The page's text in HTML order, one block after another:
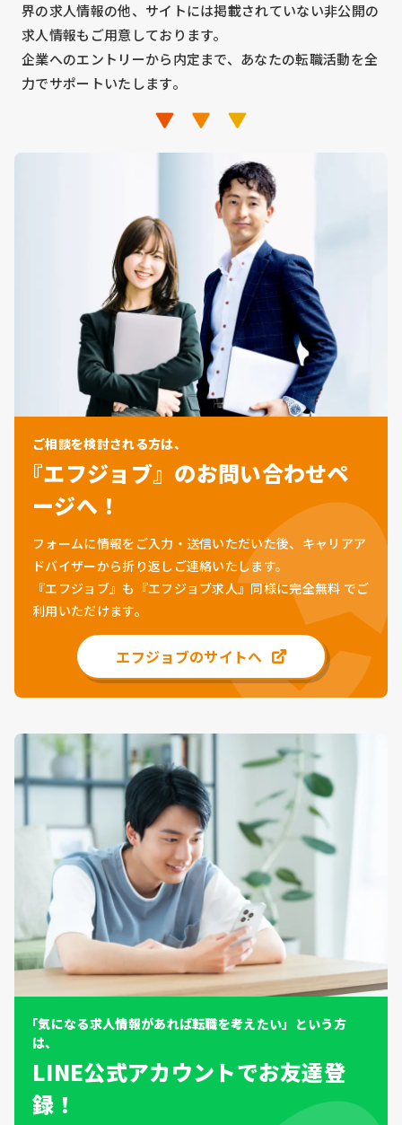
界の求人情報の他、サイトには掲載されていない非公開の
求人情報もご用意しております。
企業へのエントリーから内定まで、あなたの転職活動を全
力でサポートいたします。
ご相談を検討される方は、
『エフジョブ』のお問い合わせペ
ージへ！
フォームに情報をご入力・送信いただいた後、キャリアア
ドバイザーから折り返しご連絡いたします。
『エフジョブ』も『エフジョブ求人』同様に完全無料 でご
利用いただけます。
エフジョブのサイトへ
「気になる求人情報があれば転職を考えたい」という方
は、
LINE公式アカウントでお友達登
録！